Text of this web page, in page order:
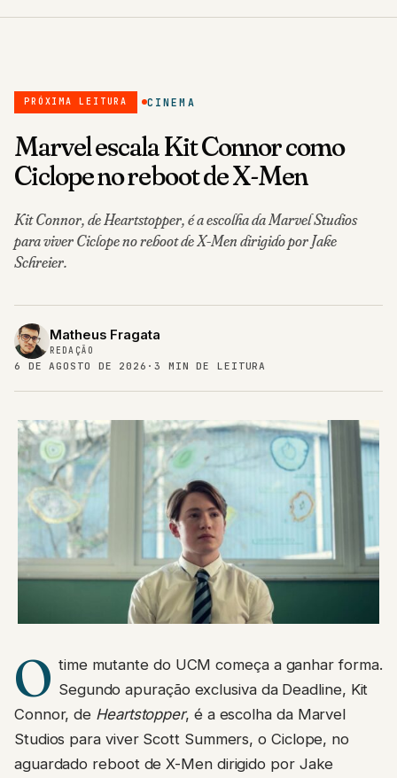
PRÓXIMA LEITURA CINEMA
Marvel escala Kit Connor como
Ciclope no reboot de X-Men
Kit Connor, de Heartstopper, é a escolha da Marvel Studios
para viver Ciclope no reboot de X-Men dirigido por Jake
Schreier.
Matheus Fragata
REDAÇÃO
6 DE AGOSTO DE 2026 · 3 MIN DE LEITURA
O time mutante do UCM começa a ganhar forma.
Segundo apuração exclusiva da Deadline, Kit
Connor, de Heartstopper, é a escolha da Marvel
Studios para viver Scott Summers, o Ciclope, no
aguardado reboot de X-Men dirigido por Jake